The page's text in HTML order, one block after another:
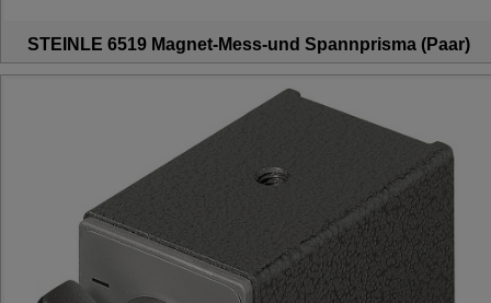
STEINLE 6519 Magnet-Mess-und Spannprisma (Paar)